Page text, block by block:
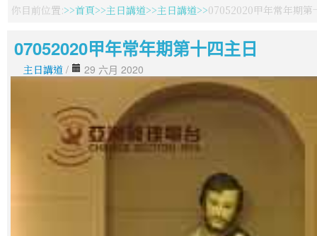
你目前位置: 首頁 主日講道 主日講道 07052020甲年常年期第
07052020甲年常年期第十四主日
主日講道 / 29 六月 2020